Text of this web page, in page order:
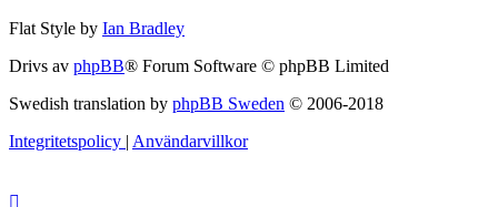
Flat Style by Ian Bradley
Drivs av phpBB® Forum Software © phpBB Limited
Swedish translation by phpBB Sweden © 2006-2018
Integritetspolicy | Användarvillkor